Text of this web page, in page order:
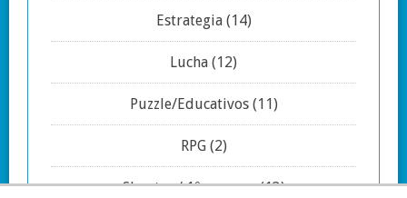
Estrategia(14)
Lucha (12)
Puzzle/Educativos(11)
RPG(2)
Shooter / 1º persona(13)